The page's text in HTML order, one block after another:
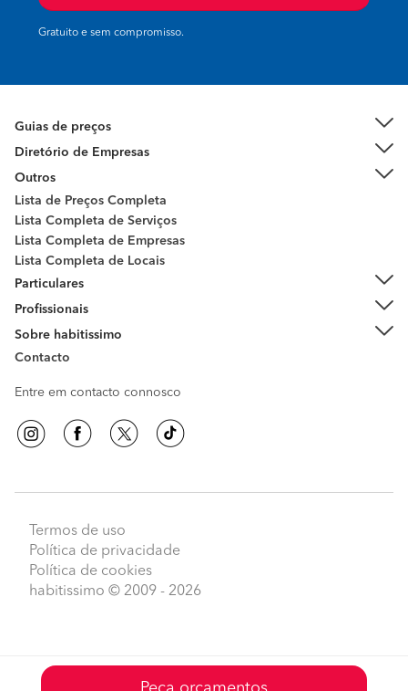
Gratuito e sem compromisso.
Guias de preços
Diretório de Empresas
Outros
Lista de Preços Completa
Lista Completa de Serviços
Lista Completa de Empresas
Lista Completa de Locais
Particulares
Profissionais
Sobre habitissimo
Contacto
Entre em contacto connosco
Termos de uso
Política de privacidade
Política de cookies
habitissimo © 2009 - 2026